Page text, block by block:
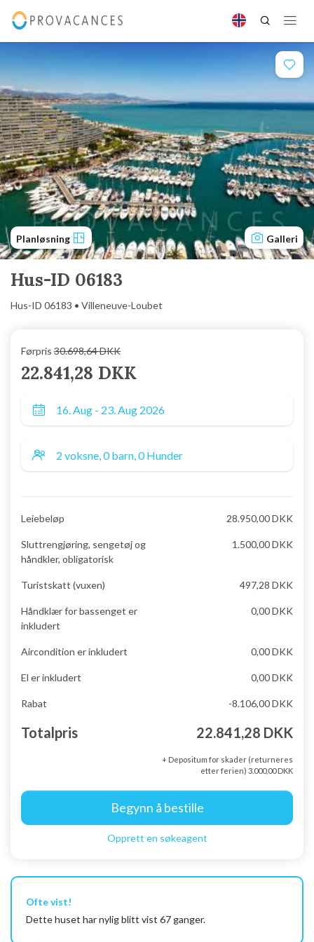
Planløsning Galleri
Hus-ID 06183
Hus-ID 06183 • Villeneuve-Loubet
Førpris 30.698,64 DKK
22.841,28 DKK
Leiebeløp 28.950,00 DKK
Sluttrengjøring, sengetøj og
håndkler, obligatorisk
1.500,00 DKK
Turistskatt (vuxen) 497,28 DKK
Håndklær for bassenget er
inkludert
0,00 DKK
Aircondition er inkludert 0,00 DKK
El er inkludert 0,00 DKK
Rabat -8.106,00 DKK
Totalpris 22.841,28 DKK
+ Depositum for skader (returneres
etter ferien) 3.000,00 DKK
Begynn å bestille
Opprett en søkeagent
Ofte vist!
Dette huset har nylig blitt vist 67 ganger.